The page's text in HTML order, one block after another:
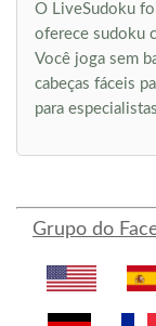
O LiveSudoku
oferece sudoku
Você joga sem
cabeças fáceis
para
Grupo do